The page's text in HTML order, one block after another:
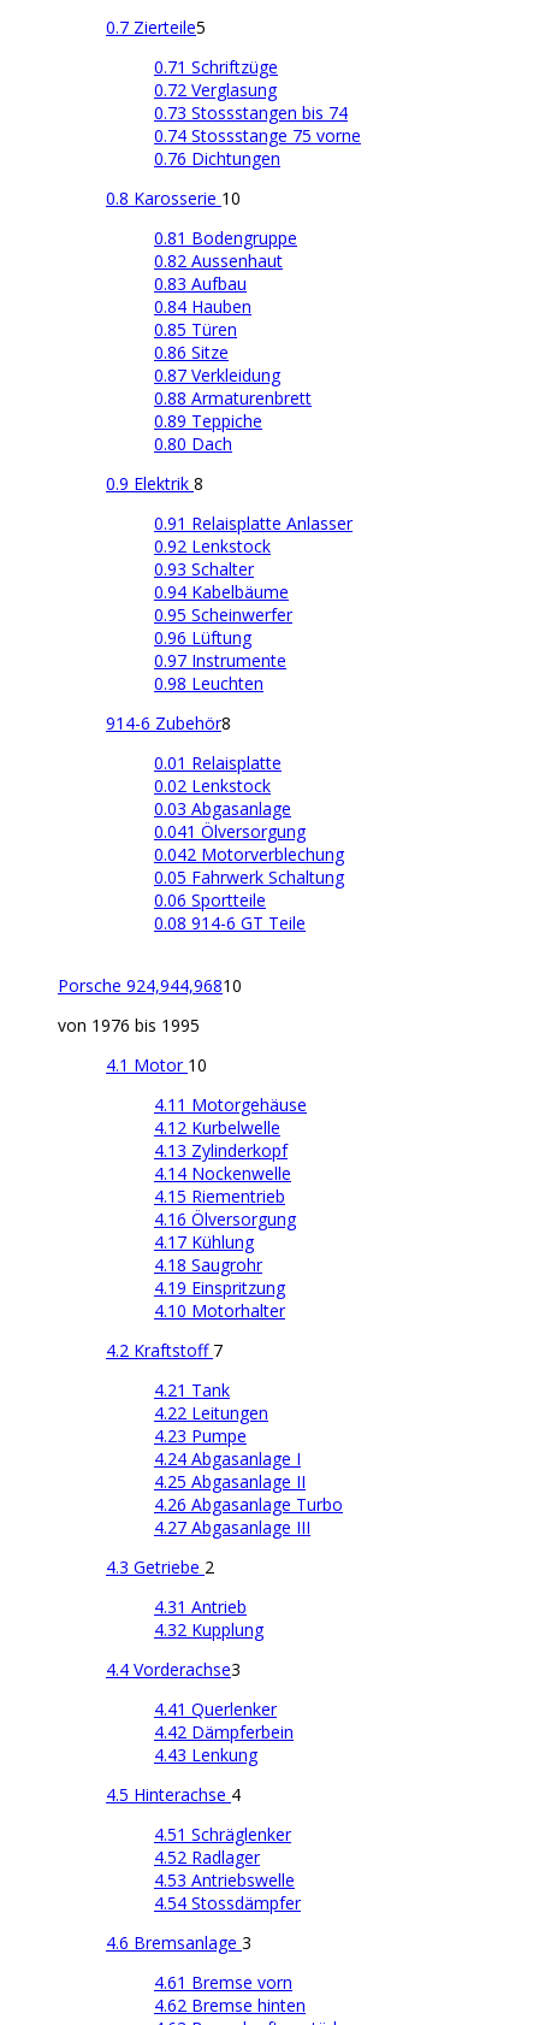
0.7 Zierteile5
0.71 Schriftzüge
0.72 Verglasung
0.73 Stossstangen bis 74
0.74 Stossstange 75 vorne
0.76 Dichtungen
0.8 Karosserie 10
0.81 Bodengruppe
0.82 Aussenhaut
0.83 Aufbau
0.84 Hauben
0.85 Türen
0.86 Sitze
0.87 Verkleidung
0.88 Armaturenbrett
0.89 Teppiche
0.80 Dach
0.9 Elektrik 8
0.91 Relaisplatte Anlasser
0.92 Lenkstock
0.93 Schalter
0.94 Kabelbäume
0.95 Scheinwerfer
0.96 Lüftung
0.97 Instrumente
0.98 Leuchten
914-6 Zubehör8
0.01 Relaisplatte
0.02 Lenkstock
0.03 Abgasanlage
0.041 Ölversorgung
0.042 Motorverblechung
0.05 Fahrwerk Schaltung
0.06 Sportteile
0.08 914-6 GT Teile
Porsche 924,944,96810
von 1976 bis 1995
4.1 Motor 10
4.11 Motorgehäuse
4.12 Kurbelwelle
4.13 Zylinderkopf
4.14 Nockenwelle
4.15 Riementrieb
4.16 Ölversorgung
4.17 Kühlung
4.18 Saugrohr
4.19 Einspritzung
4.10 Motorhalter
4.2 Kraftstoff 7
4.21 Tank
4.22 Leitungen
4.23 Pumpe
4.24 Abgasanlage I
4.25 Abgasanlage II
4.26 Abgasanlage Turbo
4.27 Abgasanlage III
4.3 Getriebe 2
4.31 Antrieb
4.32 Kupplung
4.4 Vorderachse3
4.41 Querlenker
4.42 Dämpferbein
4.43 Lenkung
4.5 Hinterachse 4
4.51 Schräglenker
4.52 Radlager
4.53 Antriebswelle
4.54 Stossdämpfer
4.6 Bremsanlage 3
4.61 Bremse vorn
4.62 Bremse hinten